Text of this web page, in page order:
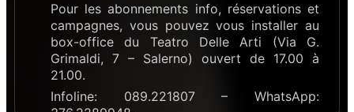
Pour les abonnements info, réservations et
campagnes, vous pouvez vous installer au
box-office du Teatro Delle Arti (Via G.
Grimaldi, 7 – Salerno) ouvert de 17.00 à
21.00.
Infoline: 089.221807 – WhatsApp: